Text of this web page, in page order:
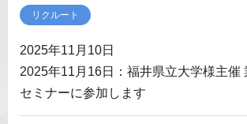
リクルート
2025年11月10日
2025年11月16日：福井県立大学様主催
セミナーに参加します